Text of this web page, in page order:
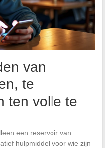
van
te
ten volle te
een reservoir van
hulpmiddel voor wie zijn